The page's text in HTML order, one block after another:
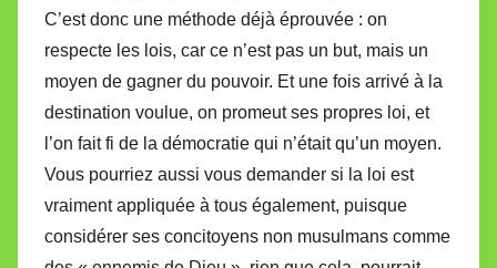
C’est donc une méthode déjà éprouvée : on
respecte les lois, car ce n’est pas un but, mais un
moyen de gagner du pouvoir. Et une fois arrivé à la
destination voulue, on promeut ses propres loi, et
l’on fait fi de la démocratie qui n’était qu’un moyen.
Vous pourriez aussi vous demander si la loi est
vraiment appliquée à tous également, puisque
considérer ses concitoyens non musulmans comme